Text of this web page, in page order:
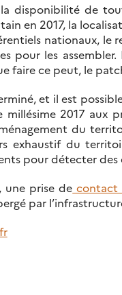
disponibilité de
en 2017, la
nationaux, le
pour les
faire ce peut, le
et il est
millésime 2017 aux
du
exhaustif du
pour détecter
une prise de contact
par